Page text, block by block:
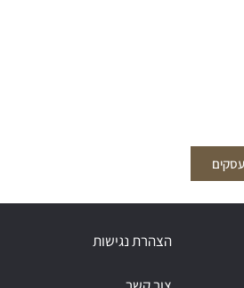
הצהרת נגישות